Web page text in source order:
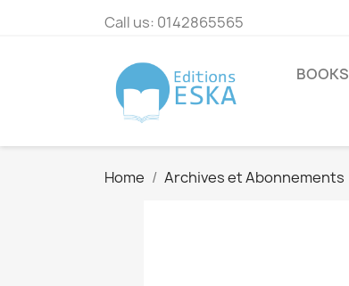
Call us: 0142865565
BOOKS
Home Archives et Abonnements